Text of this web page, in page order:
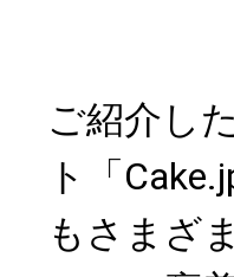
ご紹介し
ト「
もさまざ